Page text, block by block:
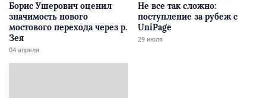
Борис Ушерович оценил
значимость нового
мостового перехода через р.
Зея
04 апреля
Не все так сложно:
поступление за рубеж с
UniPage
29 июля